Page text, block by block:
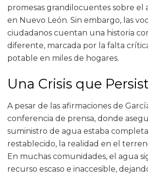
promesas grandilocuentes sobre el
en Nuevo León. Sin embargo, las
ciudadanos cuentan una historia
diferente, marcada por la falta
potable en miles de hogares.
Una Crisis que
A pesar de las afirmaciones de
conferencia de prensa, donde
suministro de agua estaba
restablecido, la realidad en el
En muchas comunidades, el agua
recurso escaso e inaccesible,